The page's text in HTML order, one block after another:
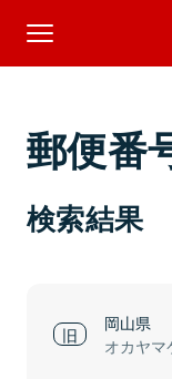
郵便番
検索結果
岡山県
オカヤマ